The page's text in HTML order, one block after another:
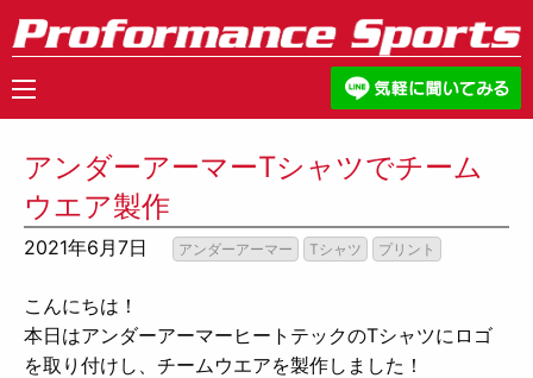
アンダーアーマーTシャツでチーム
ウエア製作
2021年6月7日 アンダーアーマー Tシャツ プリント
こんにちは！
本日はアンダーアーマーヒートテックのTシャツにロゴ
を取り付けし、チームウエアを製作しました！